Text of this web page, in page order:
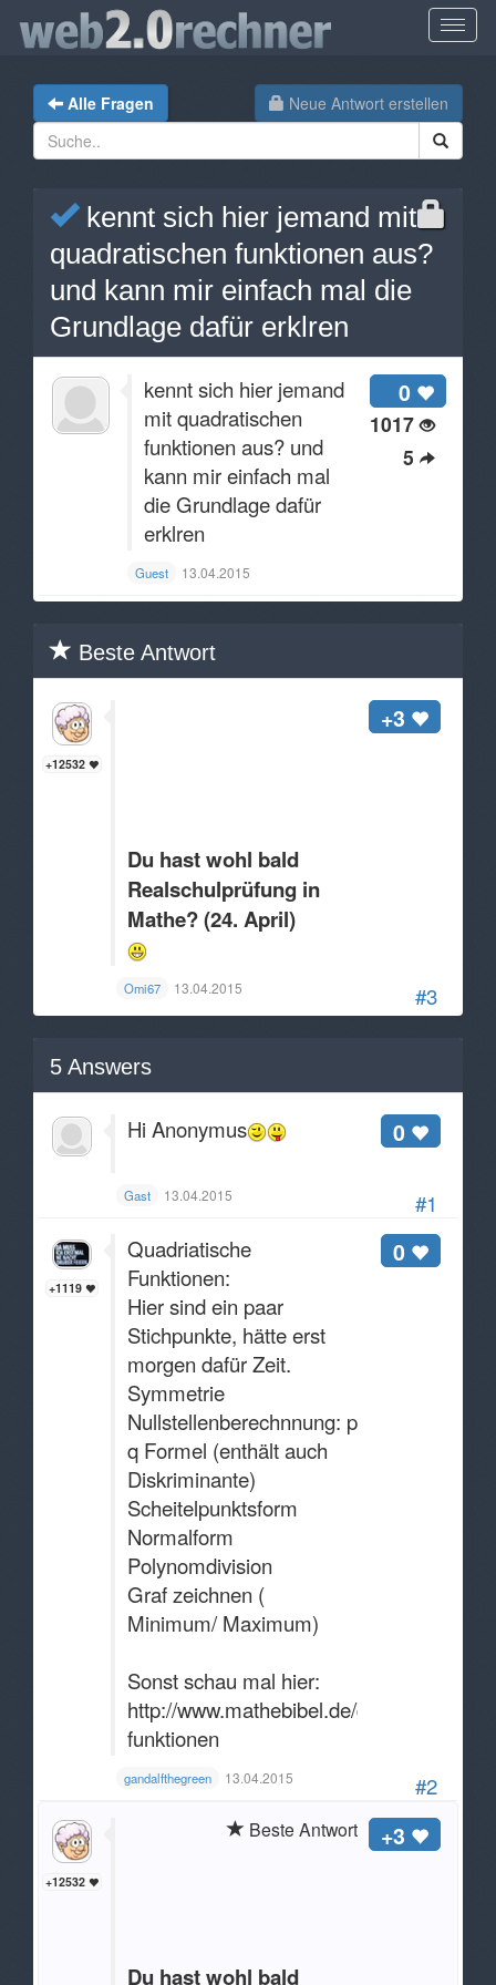
Neue Antwort erstellen
Alle Fragen
kennt sich hier jemand mit
quadratischen funktionen aus?
und kann mir einfach mal die
Grundlage dafür erklren
0
1017
5
kennt sich hier jemand
mit quadratischen
funktionen aus? und
kann mir einfach mal
die Grundlage dafür
erklren
Guest 13.04.2015
Beste Antwort
#3
+12532
+3
Du hast wohl bald
Realschulprüfung in
Mathe? (24. April)
Omi67 13.04.2015
5 Answers
#1
0
Hi Anonymus
Gast 13.04.2015
#2
+1119
0
Quadriatische
Funktionen:
Hier sind ein paar
Stichpunkte, hätte erst
morgen dafür Zeit.
Symmetrie
Nullstellenberechnnung: p-
q Formel (enthält auch
Diskriminante)
Scheitelpunktsform
Normalform
Polynomdivision
Graf zeichnen (
Minimum/ Maximum)
Sonst schau mal hier:
http://www.mathebibel.de/quadratische-
funktionen
gandalfthegreen 13.04.2015
+12532
+3
Beste Antwort
Du hast wohl bald